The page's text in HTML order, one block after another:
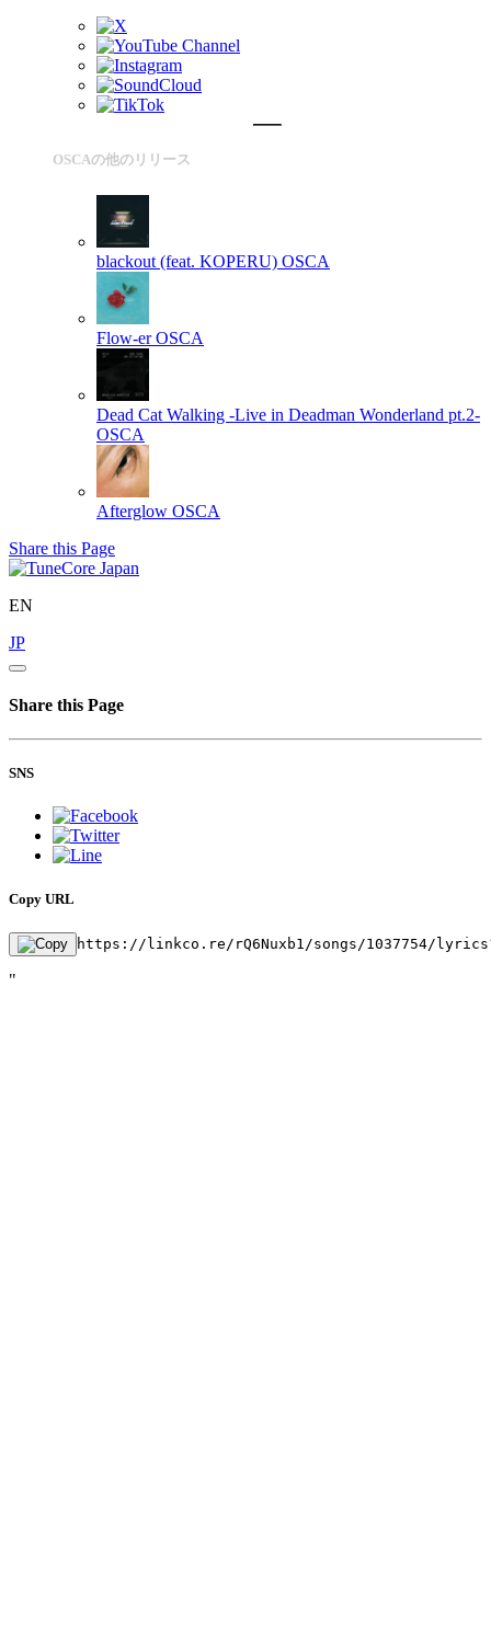
OSCAの他のリリース
blackout (feat. KOPERU) OSCA
Flow-er OSCA
Dead Cat Walking -Live in Deadman Wonderland pt.2-
OSCA
Afterglow OSCA
Share this Page
EN
JP
Share this Page
SNS
Copy URL
https://linkco.re/rQ6Nuxb1/songs/1037754/
"